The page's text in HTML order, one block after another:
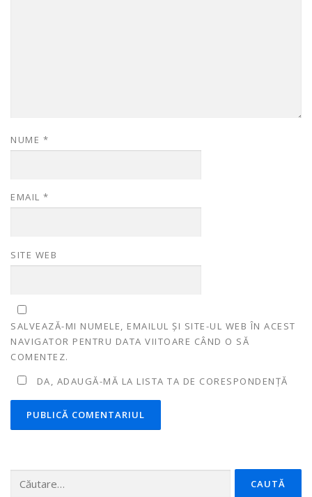
NUME *
EMAIL *
SITE WEB
SALVEAZĂ-MI NUMELE, EMAILUL ȘI SITE-UL WEB ÎN ACEST
NAVIGATOR PENTRU DATA VIITOARE CÂND O SĂ
COMENTEZ.
DA, ADAUGĂ-MĂ LA LISTA TA DE CORESPONDENȚĂ
după: